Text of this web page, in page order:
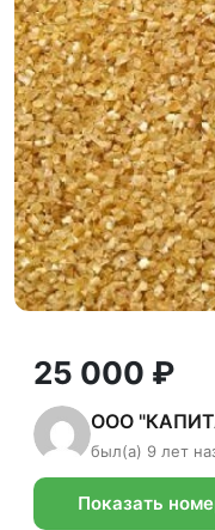
25 000 ₽
ООО
был(а) 9 лет
Показать